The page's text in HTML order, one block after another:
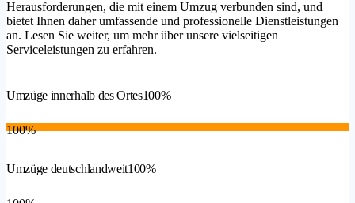
Herausforderungen, die mit einem Umzug verbunden sind, und
bietet Ihnen daher umfassende und professionelle Dienstleistungen
an. Lesen Sie weiter, um mehr über unsere vielseitigen
Serviceleistungen zu erfahren.
Umzüge innerhalb des Ortes100%
100%
Umzüge deutschlandweit100%